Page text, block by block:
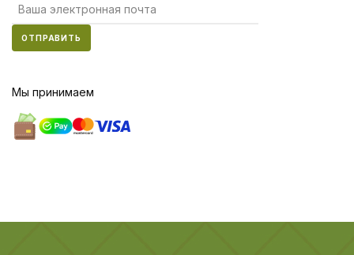
ОТПРАВИТЬ
Мы принимаем